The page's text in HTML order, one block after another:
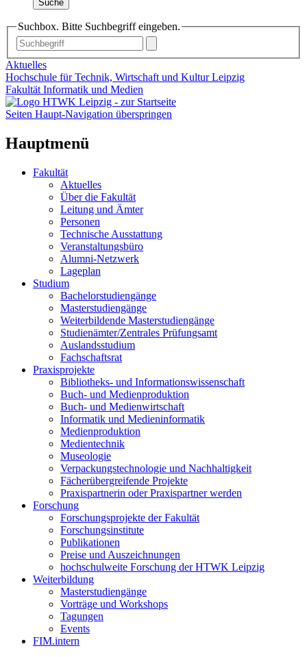
Suche
Suchbox. Bitte Suchbegriff eingeben.
Aktuelles
Hochschule für Technik, Wirtschaft und Kultur Leipzig
Fakultät Informatik und Medien
Seiten Haupt-Navigation überspringen
Hauptmenü
Fakultät
Aktuelles
Über die Fakultät
Leitung und Ämter
Personen
Technische Ausstattung
Veranstaltungsbüro
Alumni-Netzwerk
Lageplan
Studium
Bachelorstudiengänge
Masterstudiengänge
Weiterbildende Masterstudiengänge
Studienämter/Zentrales Prüfungsamt
Auslandsstudium
Fachschaftsrat
Praxisprojekte
Bibliotheks- und Informationswissenschaft
Buch- und Medienproduktion
Buch- und Medienwirtschaft
Informatik und Medieninformatik
Medienproduktion
Medientechnik
Museologie
Verpackungstechnologie und Nachhaltigkeit
Fächerübergreifende Projekte
Praxispartnerin oder Praxispartner werden
Forschung
Forschungsprojekte der Fakultät
Forschungsinstitute
Publikationen
Preise und Auszeichnungen
hochschulweite Forschung der HTWK Leipzig
Weiterbildung
Masterstudiengänge
Vorträge und Workshops
Tagungen
Events
FIM.intern